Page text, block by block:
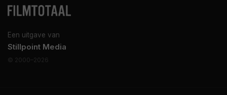
Een uitgave van
Stillpoint Media
© 2000–2026